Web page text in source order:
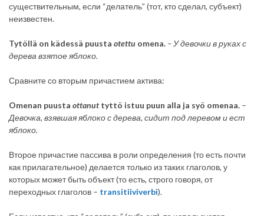
существительным, если “делатель” (тот, кто сделал, субъект)
неизвестен.
Tytöllä on kädessä puusta otettu omena. – У девочки в руках с
дерева взятое яблоко.
Сравните со вторым причастием актива:
Omenan puusta ottanut tyttö istuu puun alla ja syö omenaa. –
Девочка, взявшая яблоко с дерева, сидит под леревом и ест
яблоко.
Второе причастие пассива в роли определения (то есть почти
как прилагательное) делается только из таких глаголов, у
которых может быть объект (то есть, строго говоря, от
переходных глаголов – transitiiviverbi).